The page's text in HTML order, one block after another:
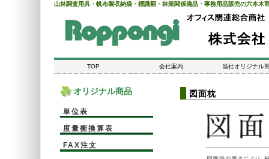
山林調査用具・帆布製収納袋・標識類・林業関係備品・事務用品販売の六本木
TOP 会社案内 当社オリジナル
オリジナル商品
単位表
度量衡換算表
FAX注文
図面枕